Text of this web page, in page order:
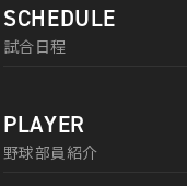
SCHEDULE
試合日程
PLAYER
野球部員紹介